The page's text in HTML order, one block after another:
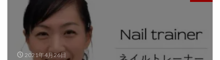
2021年4月26日